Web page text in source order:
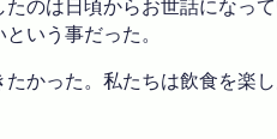
は日頃からお世話になっ
いう事だった。
かった。私たちは飲食を楽